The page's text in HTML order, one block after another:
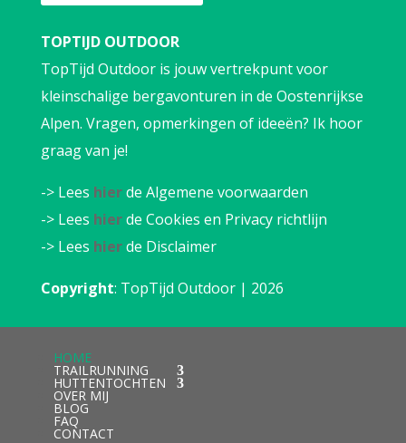
TOPTIJD OUTDOOR
TopTijd Outdoor is jouw vertrekpunt voor
kleinschalige bergavonturen in de Oostenrijkse
Alpen. Vragen, opmerkingen of ideeën? Ik hoor
graag van je!
-> Lees hierde Algemene voorwaarden
-> Lees hierde Cookies en Privacy richtlijn
-> Lees hierde Disclaimer
Copyright: TopTijd Outdoor | 2026
HOME
TRAILRUNNING
HUTTENTOCHTEN
OVER MIJ
BLOG
FAQ
CONTACT